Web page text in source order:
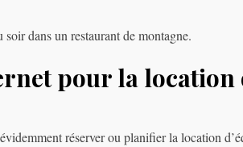
dans un restaurant de montagne.
pour la location
réserver ou planifier la location